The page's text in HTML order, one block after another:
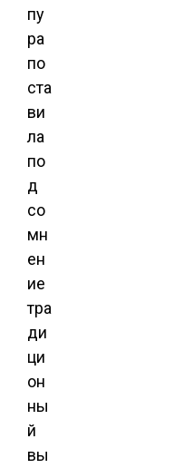
пу
ра
по
ста
ви
ла
по
д
со
мн
ен
ие
тра
ди
ци
он
ны
й
вы